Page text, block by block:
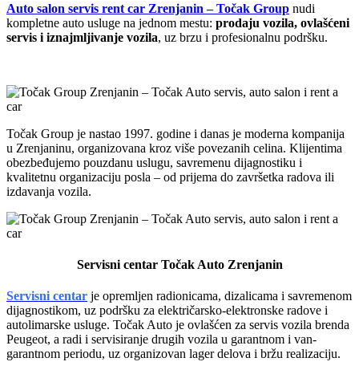
Auto salon servis rent car Zrenjanin – Točak Group nudi
kompletne auto usluge na jednom mestu: prodaju vozila, ovlašćeni
servis i iznajmljivanje vozila, uz brzu i profesionalnu podršku.
Točak Group je nastao 1997. godine i danas je moderna kompanija
u Zrenjaninu, organizovana kroz više povezanih celina. Klijentima
obezbeđujemo pouzdanu uslugu, savremenu dijagnostiku i
kvalitetnu organizaciju posla – od prijema do završetka radova ili
izdavanja vozila.
Servisni centar Točak Auto Zrenjanin
Servisni centar je opremljen radionicama, dizalicama i savremenom
dijagnostikom, uz podršku za električarsko-elektronske radove i
autolimarske usluge. Točak Auto je ovlašćen za servis vozila brenda
Peugeot, a radi i servisiranje drugih vozila u garantnom i van-
garantnom periodu, uz organizovan lager delova i bržu realizaciju.